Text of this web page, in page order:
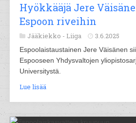
Hyökkääjä Jere
Espoon riveihin
Jääkiekko - Liiga 3.6.2025
Espoolaistaustainen Jere Väisänen
Espooseen Yhdysvaltojen
Universitystä.
Lue lisää